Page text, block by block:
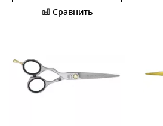
Сравнить